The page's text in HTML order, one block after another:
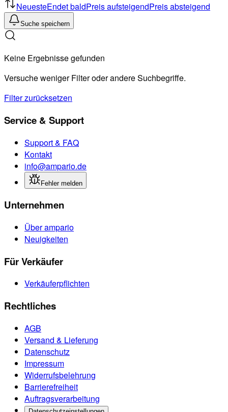
NeuesteEndet baldPreis aufsteigendPreis absteigend
Suche speichern
Keine Ergebnisse gefunden
Versuche weniger Filter oder andere Suchbegriffe.
Filter zurücksetzen
Service & Support
Support & FAQ
Kontakt
info@ampario.de
Fehler melden
Unternehmen
Über ampario
Neuigkeiten
Für Verkäufer
Verkäuferpflichten
Rechtliches
AGB
Versand & Lieferung
Datenschutz
Impressum
Widerrufsbelehrung
Barrierefreiheit
Auftragsverarbeitung